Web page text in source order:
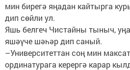
мин бирегә яңадан кайтырга
дип сөйли ул.
Яшь белгеч Чистайны тыныч,
яшәүче шәһәр дип саный.
–Университеттан соң мин
ординатурага керергә карар